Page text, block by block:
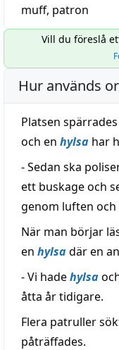
muff, patron
Vill du föreslå
Hur används
Platsen
och en hylsa har
- Sedan ska
ett buskage och
genom luften och
När man börjar
en hylsadär en
- Vi hadehylsa
åtta år tidigare.
Flera patruller
påträffades.